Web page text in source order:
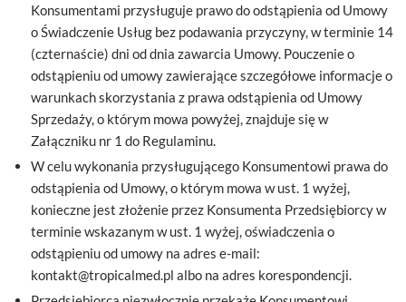
Konsumentami przysługuje prawo do odstąpienia od Umowy
o Świadczenie Usług bez podawania przyczyny, w terminie 14
(czternaście) dni od dnia zawarcia Umowy. Pouczenie o
odstąpieniu od umowy zawierające szczegółowe informacje o
warunkach skorzystania z prawa odstąpienia od Umowy
Sprzedaży, o którym mowa powyżej, znajduje się w
Załączniku nr 1 do Regulaminu.
W celu wykonania przysługującego Konsumentowi prawa do
odstąpienia od Umowy, o którym mowa w ust. 1 wyżej,
konieczne jest złożenie przez Konsumenta Przedsiębiorcy w
terminie wskazanym w ust. 1 wyżej, oświadczenia o
odstąpieniu od umowy na adres e-mail:
kontakt@tropicalmed.pl albo na adres korespondencji.